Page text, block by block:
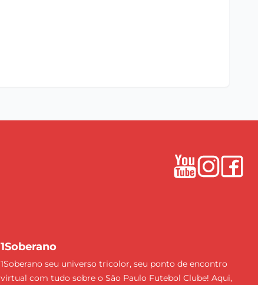
1Soberano
1Soberano seu universo tricolor, seu ponto de encontro
virtual com tudo sobre o São Paulo Futebol Clube! Aqui,